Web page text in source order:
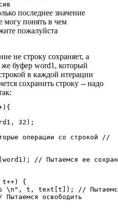
последнее значение
могу понять в чем
пожалуйста
не строку сохраняет, а
же буфер word1, который
в каждой итерации
сохранить строку -- надо
32);
операции со строкой //
// Пытаемся ее
{
\n", t, text[t]); //
Пытаемся освободить